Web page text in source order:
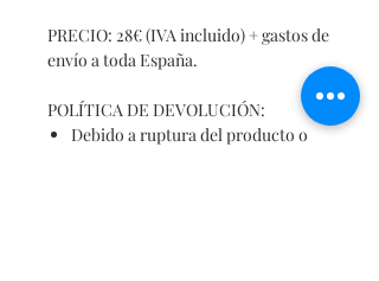
PRECIO: 28€ (IVA incluido) + gastos de
envío a toda España.
POLÍTICA DE DEVOLUCIÓN:
Debido a ruptura del producto o